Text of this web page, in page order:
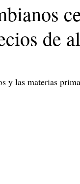
de
y las materias